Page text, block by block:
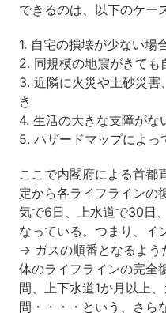
できるのは、以下のケー
1. 自宅の損壊が少ない場
2. 同規模の地震がきても
3. 近隣に火災や土砂災害
き
4. 生活の大きな支障がな
5. ハザードマップによっ
ここで内閣府による首都
定から各ライフラインの
気で6日、上水道で30日
なっている。つまり、
→ ガスの順番となるよう
体のライフラインの完全
間、上下水道1か月以上
間・・・・という、さら